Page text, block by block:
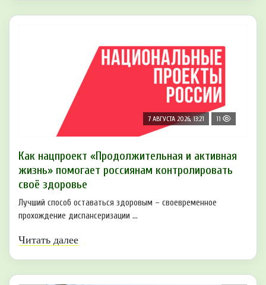
7 АВГУСТА 2026, 13:21 11
Как нацпроект «Продолжительная и активная
жизнь» помогает россиянам контролировать
своё здоровье
Лучший способ оставаться здоровым – своевременное
прохождение диспансеризации ...
Читать далее